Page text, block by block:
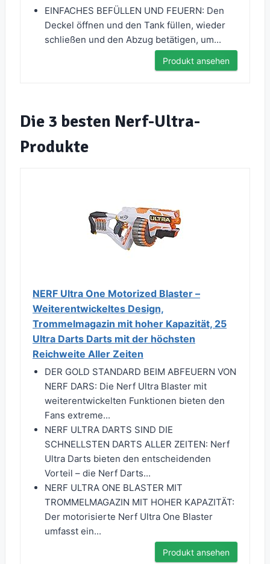
EINFACHES BEFÜLLEN UND FEUERN: Den
Deckel öffnen und den Tank füllen, wieder
schließen und den Abzug betätigen, um...
Produkt ansehen
Die 3 besten Nerf-Ultra-
Produkte
NERF Ultra One Motorized Blaster –
Weiterentwickeltes Design,
Trommelmagazin mit hoher Kapazität, 25
Ultra Darts Darts mit der höchsten
Reichweite Aller Zeiten
DER GOLD STANDARD BEIM ABFEUERN VON
NERF DARS: Die Nerf Ultra Blaster mit
weiterentwickelten Funktionen bieten den
Fans extreme...
NERF ULTRA DARTS SIND DIE
SCHNELLSTEN DARTS ALLER ZEITEN: Nerf
Ultra Darts bieten den entscheidenden
Vorteil – die Nerf Darts...
NERF ULTRA ONE BLASTER MIT
TROMMELMAGAZIN MIT HOHER KAPAZITÄT:
Der motorisierte Nerf Ultra One Blaster
umfasst ein...
Produkt ansehen